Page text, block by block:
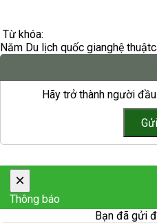
Từ khóa:
Năm Du lịch quốc gianghệ thuật
Hãy trở thành người
×
Thông báo
Bạn đã gửi